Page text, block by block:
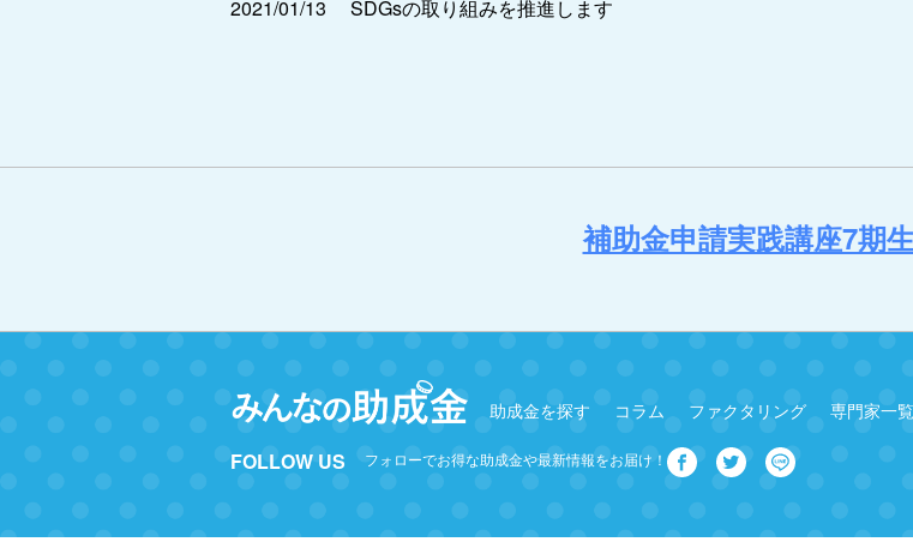
2021/01/13
SDGsの取り組みを推進します
補助金申請実践講座7期
助成金を探す コラム ファクタリング 専門家一覧
FOLLOW US フォローでお得な助成金や最新情報をお届け！